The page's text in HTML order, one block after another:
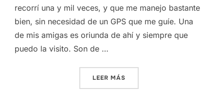
recorrí una y mil veces, y que me manejo bastante
bien, sin necesidad de un GPS que me guíe. Una
de mis amigas es oriunda de ahí y siempre que
puedo la visito. Son de …
LEER MÁS